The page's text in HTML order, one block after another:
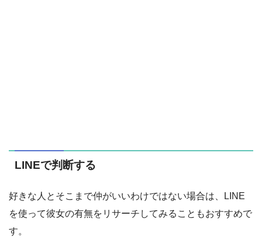
LINEで判断する
好きな人とそこまで仲がいいわけではない場合は、LINE
を使って彼女の有無をリサーチしてみることもおすすめで
す。